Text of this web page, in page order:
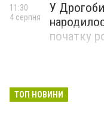
У
початку
11:30
4 серпня
ТОП НОВИНИ